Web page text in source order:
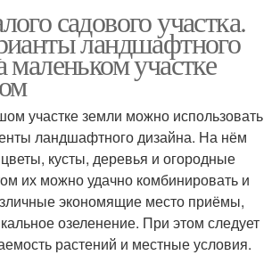
садового участка.
ландшафтного
маленьком участке
участке земли можно использовать
ландшафтного дизайна. На нём
кусты, деревья и огородные
их можно удачно комбинировать и
экономящие место приёмы,
озеленение. При этом следует
растений и местные условия.